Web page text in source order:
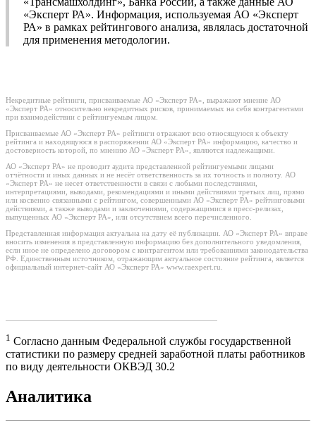
«Эксперт РА». Информация, используемая АО «Эксперт
РА» в рамках рейтингового анализа, являлась достаточной
для применения методологии.
Некредитные рейтинги, присваиваемые АО «Эксперт РА», выражают мнение АО
«Эксперт РА» относительно некредитных рисков, принимаемых на себя контрагентами
при взаимодействии с рейтингуемым лицом.
Присваиваемые АО «Эксперт РА» рейтинги отражают всю относящуюся к объекту
рейтинга и находящуюся в распоряжении АО «Эксперт РА» информацию, качество и
достоверность которой, по мнению АО «Эксперт РА», являются надлежащими.
АО «Эксперт РА» не проводит аудита представленной рейтингуемыми лицами
отчётности и иных данных и не несёт ответственность за их точность и полноту. АО
«Эксперт РА» не несет ответственности в связи с любыми последствиями,
интерпретациями, выводами, рекомендациями и иными действиями третьих лиц, прямо
или косвенно связанными с рейтингом, совершенными АО «Эксперт РА» рейтинговыми
действиями, а также выводами и заключениями, содержащимися в пресс-релизах,
выпущенных АО «Эксперт РА», или отсутствием всего перечисленного.
Представленная информация актуальна на дату её публикации. АО «Эксперт РА» вправе
вносить изменения в представленную информацию без дополнительного уведомления,
если иное не определено договором с контрагентом или требованиями законодательства
РФ. Единственным источником, отражающим актуальное состояние рейтинга, является
официальный интернет-сайт АО «Эксперт РА» www.raexpert.ru.
1 Согласно данным Федеральной службы государственной
статистики по размеру средней заработной платы работников
по виду деятельности ОКВЭД 30.2
Аналитика